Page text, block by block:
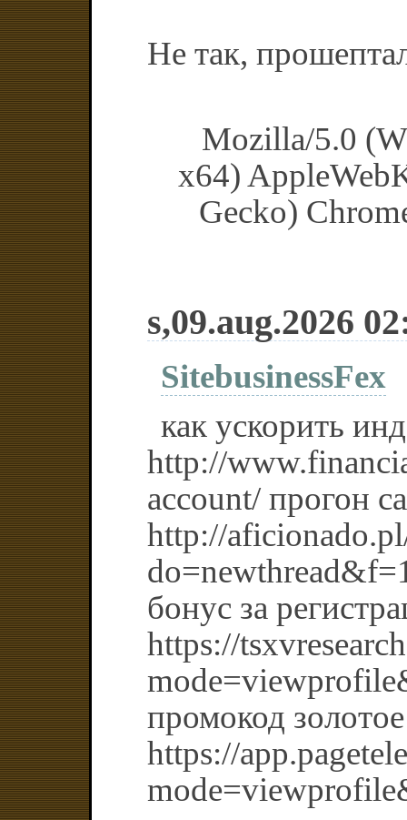
Не так,
Mozilla/5.0
x64)
Gecko)
s,09.aug.2026
SitebusinessFex
как ускорить
http://
account/ прогон
http://
бонус за
https://
промокод
https://